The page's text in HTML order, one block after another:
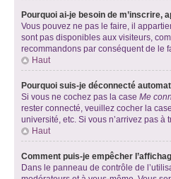
Pourquoi ai-je besoin de m’inscrire,
Vous pouvez ne pas le faire, il
sont pas disponibles aux visiteurs,
recommandons par conséquent de le
Haut
Pourquoi suis-je déconnecté
Si vous ne cochez pas la case Me
rester connecté, veuillez cocher la
université, etc. Si vous n’arrivez pas
Haut
Comment puis-je empêcher
Dans le panneau de contrôle de